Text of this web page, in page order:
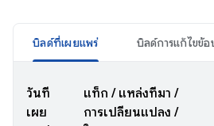
บิลด์ที่เผยแพร่ บิลด์การแก้ไขข้
วันที่
เผย
แท็ก / แหล่งที่มา /
การเปลี่ยนแปลง /